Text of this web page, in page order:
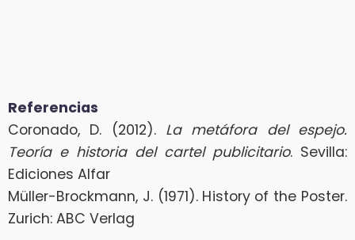
Referencias
Coronado, D. (2012). La metáfora del espejo.
Teoría e historia del cartel publicitario. Sevilla:
Ediciones Alfar
Müller-Brockmann, J. (1971). History of the Poster.
Zurich: ABC Verlag